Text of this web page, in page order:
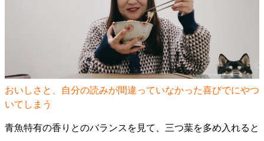
おいしさと、自分の読みが間違っていなかった喜びでにやつ
いてしまう
青魚特有の香りとのバランスを見て、三つ葉を多め入れると